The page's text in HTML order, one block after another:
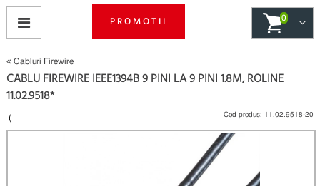
PROMOTII 0
Cabluri Firewire
CABLU FIREWIRE IEEE1394B 9 PINI LA 9 PINI 1.8M, ROLINE
11.02.9518*
(
Fii primul care scrie un review
Cod produs: 11.02.9518-20